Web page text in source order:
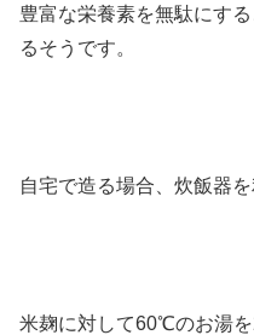
豊富な栄養素を無駄にす
るそうです。
自宅で造る場合、炊飯器を
米麹に対して60℃のお湯